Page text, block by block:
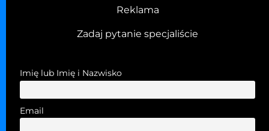
Reklama
Zadaj pytanie specjaliście
Imię lub Imię i Nazwisko
Email